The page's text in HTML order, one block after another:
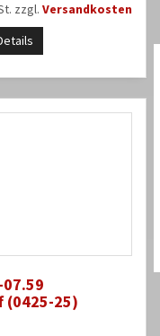
zzgl. Versandkosten
(0425-25)